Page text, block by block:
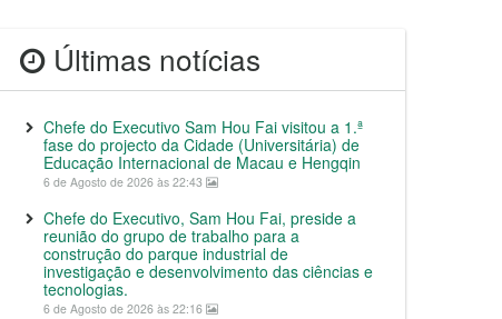
Últimas notícias
Chefe do Executivo Sam Hou Fai visitou a 1.ª
fase do projecto da Cidade (Universitária) de
Educação Internacional de Macau e Hengqin
6 de Agosto de 2026 às 22:43
Chefe do Executivo, Sam Hou Fai, preside a
reunião do grupo de trabalho para a
construção do parque industrial de
investigação e desenvolvimento das ciências e
tecnologias.
6 de Agosto de 2026 às 22:16